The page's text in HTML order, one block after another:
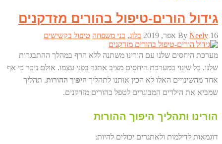
גידול הורים-טיפול בהורים מזדקנים
By Neely 16 אפר, 2019 בלוג, בני משפחה טיפול בקשישים
מערכת היחסים שלנו עם הורינו משתנה ללא הרף במהלך ההתבגרות
שלנו. כל שינוי במערכת היחסים מציב אתגר בפני עצמו. אולם ניכר כי אף
אחד מהשינויים האלו לא הכין אותנו לתהליך היפוך ההורות. תהליך
שמביא את הילדים המבוגרים לטפל בהורים מזדקנים.
הורינו ותהליך היפוך ההורות
דוגמאות לדילמות ולאתגרים יכולים להיות: